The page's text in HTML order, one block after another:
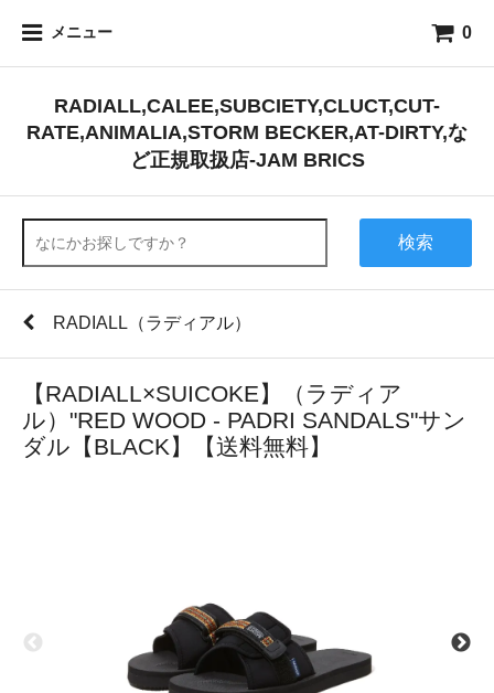
メニュー 0
RADIALL,CALEE,SUBCIETY,CLUCT,CUT-
RATE,ANIMALIA,STORM BECKER,AT-DIRTY,な
ど正規取扱店-JAM BRICS
検索
RADIALL（ラディアル）
【RADIALL×SUICOKE】（ラディア
ル）"RED WOOD - PADRI SANDALS"サン
ダル【BLACK】【送料無料】